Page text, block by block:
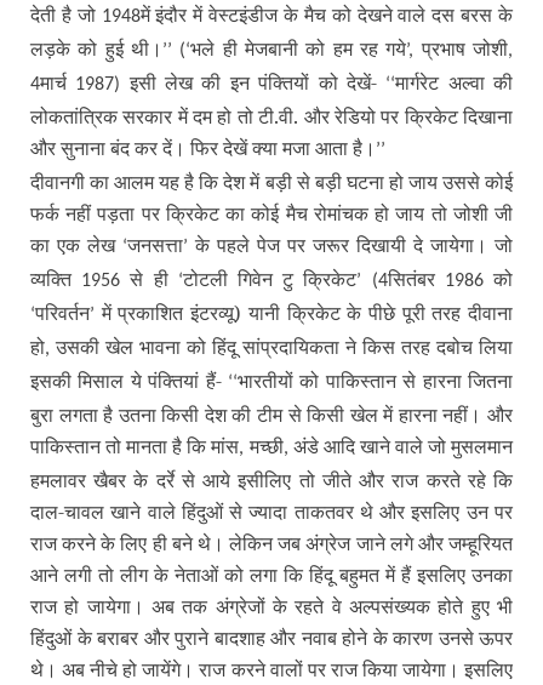
देती है जो 1948में इंदौर में वेस्टइंडीज के मैच को देखने वाले दस बरस के
लड़के को हुई थी। ’’ (‘भले ही मेजबानी को हम रह गये’,प्रभाष जोशी,
4मार्च 1987)इसी लेख की इन पंक्तियों को देखें- ‘‘मार्गरेट अल्वा की
लोकतांत्रिक सरकार में दम हो तो टी.वी. और रेडियो पर क्रिकेट दिखाना
और सुनाना बंद कर दें। फिर देखें क्या मजा आता है। ’’
दीवानगी का आलम यह है कि देश में बड़ी से बड़ी घटना हो जाय उससे कोई
फर्क नहीं पड़ता पर क्रिकेट का कोई मैच रोमांचक हो जाय तो जोशी जी
का एक लेख ‘जनसत्ता’के पहले पेज पर जरूर दिखायी दे जायेगा। जो
व्यक्ति 1956 से ही ‘टोटली गिवेन टु क्रिकेट’ (4सितंबर 1986को
‘परिवर्तन’में प्रकाशित इंटरव्यू) यानी क्रिकेट के पीछे पूरी तरह दीवाना
हो,उसकी खेल भावना को हिंदू सांप्रदायिकता ने किस तरह दबोच लिया
इसकी मिसाल ये पंक्तियां हैं- ‘‘भारतीयों को पाकिस्तान से हारना जितना
बुरा लगता है उतना किसी देश की टीम से किसी खेल में हारना नहीं। और
पाकिस्तान तो मानता है कि मांस,मच्छी, अंडे आदि खाने वाले जो मुसलमान
हमलावर खैबर के दर्रे से आये इसीलिए तो जीते और राज करते रहे कि
दाल-चावल खाने वाले हिंदुओं से ज्यादा ताकतवर थे और इसलिए उन पर
राज करने के लिए ही बने थे। लेकिन जब अंग्रेज जाने लगे और जम्हूरियत
आने लगी तो लीग के नेताओं को लगा कि हिंदू बहुमत में हैं इसलिए उनका
राज हो जायेगा। अब तक अंग्रेजों के रहते वे अल्पसंख्यक होते हुए भी
हिंदुओं के बराबर और पुराने बादशाह और नवाब होने के कारण उनसे ऊपर
थे। अब नीचे हो जायेंगे। राज करने वालों पर राज किया जायेगा। इसलिए